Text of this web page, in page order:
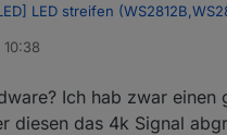
LED streifen
was als Nächstes gemacht
und über einen RPI auf
und ist absolut kein
Ich hab zwar
diesen das 4k Signal